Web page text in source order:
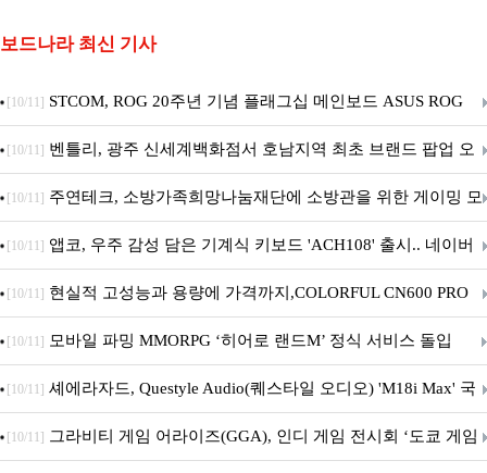
보드나라 최신 기사
[10/11] STCOM, ROG 20주년 기념 플래그십 메인보드 ASUS ROG
Crosshair X870E EDITION 20 국내 출시 예정
[10/11] 벤틀리, 광주 신세계백화점서 호남지역 최초 브랜드 팝업 오
픈
[10/11] 주연테크, 소방가족희망나눔재단에 소방관을 위한 게이밍 모
니터·스마트 펫 침대 기부
[10/11] 앱코, 우주 감성 담은 기계식 키보드 'ACH108' 출시.. 네이버
브랜드데이 기획전 진행
[10/11] 현실적 고성능과 용량에 가격까지,COLORFUL CN600 PRO
M.2 NVMe 디앤디컴 1TB
[10/11] 모바일 파밍 MMORPG ‘히어로 랜드M’ 정식 서비스 돌입
[10/11] 셰에라자드, Questyle Audio(퀘스타일 오디오) 'M18i Max' 국
내 정식 출시
[10/11] 그라비티 게임 어라이즈(GGA), 인디 게임 전시회 ‘도쿄 게임